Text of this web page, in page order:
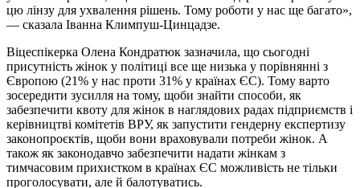
цю лінзу для ухвалення рішень. Тому роботи у нас ще багато»,
— сказала Іванна Климпуш-Цинцадзе.
Віцеспікерка Олена Кондратюк зазначила, що сьогодні
присутність жінок у політиці все ще низька у порівнянні з
Європою (21% у нас проти 31% у країнах ЄС). Тому варто
зосередити зусилля на тому, щоби знайти способи, як
забезпечити квоту для жінок в наглядових радах підприємств і
керівництві комітетів ВРУ, як запустити гендерну експертизу
законопроєктів, щоби вони враховували потреби жінок. А
також як законодавчо забезпечити надати жінкам з
тимчасовим прихистком в країнах ЄС можливість не тільки
проголосувати, але й балотуватись.